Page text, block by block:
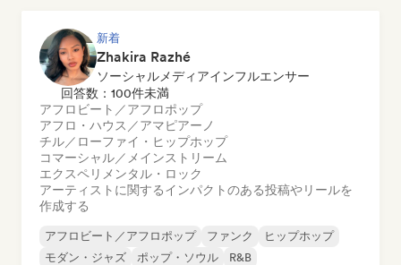
新着
Zhakira Razhé
ソーシャルメディアインフルエンサー
回答数：100件未満
アフロビート／アフロポップ
アフロ・ハウス／アマピアーノ
チル／ローファイ・ヒップホップ
コマーシャル／メインストリーム
エクスペリメンタル・ロック
アーティストに関するインパクトのある投稿やリールを
作成する
アフロビート／アフロポップ ファンク
ヒップホップ
モダン・ジャズ
ポップ・ソウル R&B